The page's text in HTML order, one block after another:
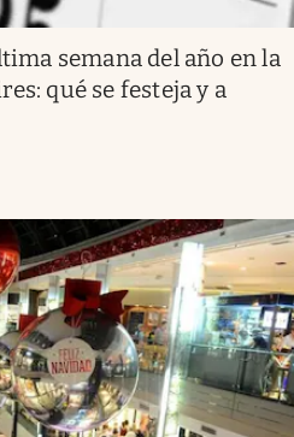
semana del año en la
qué se festeja y a